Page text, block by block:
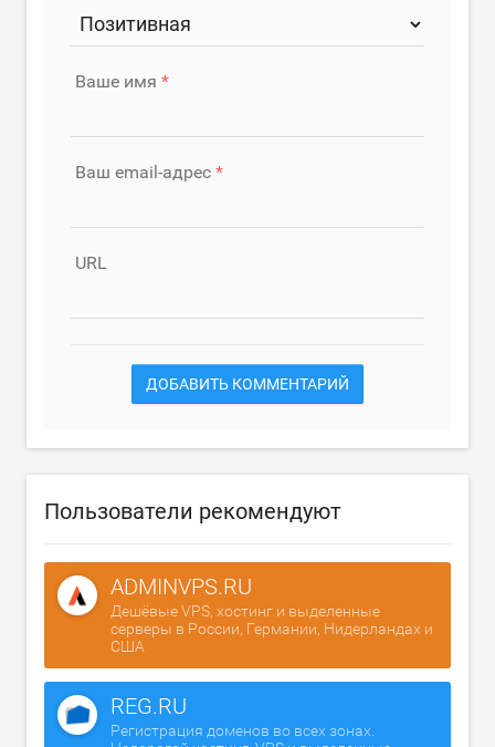
Ваше имя
Ваш email-адрес
URL
ДОБАВИТЬ КОММЕНТАРИЙ
Пользователи рекомендуют
ADMINVPS.RU
Дешёвые VPS, хостинг и выделенные
серверы в России, Германии, Нидерландах и
США
REG.RU
Регистрация доменов во всех зонах.